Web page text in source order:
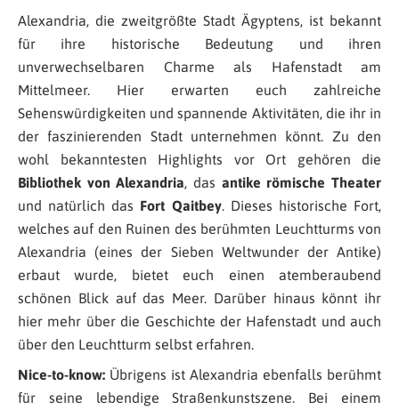
Alexandria, die zweitgrößte Stadt Ägyptens, ist bekannt
für ihre historische Bedeutung und ihren
unverwechselbaren Charme als Hafenstadt am
Mittelmeer. Hier erwarten euch zahlreiche
Sehenswürdigkeiten und spannende Aktivitäten, die ihr in
der faszinierenden Stadt unternehmen könnt. Zu den
wohl bekanntesten Highlights vor Ort gehören die
Bibliothek von Alexandria, das antike römische Theater
und natürlich das Fort Qaitbey. Dieses historische Fort,
welches auf den Ruinen des berühmten Leuchtturms von
Alexandria (eines der Sieben Weltwunder der Antike)
erbaut wurde, bietet euch einen atemberaubend
schönen Blick auf das Meer. Darüber hinaus könnt ihr
hier mehr über die Geschichte der Hafenstadt und auch
über den Leuchtturm selbst erfahren.
Nice-to-know: Übrigens ist Alexandria ebenfalls berühmt
für seine lebendige Straßenkunstszene. Bei einem